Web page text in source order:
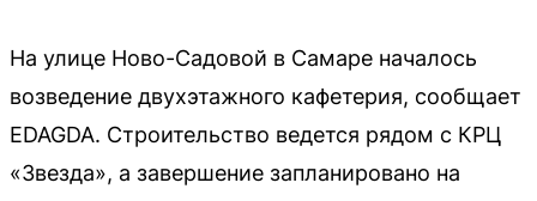
На улице Ново-Садовой в Самаре началось
возведение двухэтажного кафетерия, сообщает
EDAGDA. Строительство ведется рядом с КРЦ
«Звезда», а завершение запланировано на